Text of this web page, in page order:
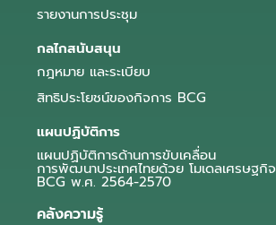
รายงานการประชุม
กลไกสนับสนุน
กฎหมาย และระเบียบ
สิทธิประโยชน์ของกิจการ BCG
แผนปฏิบัติการ
แผนปฏิบัติการด้านการขับเคลื่อน
การพัฒนาประเทศไทยด้วย โมเดลเศรษฐกิจ
BCG พ.ศ. 2564-2570
คลังความรู้